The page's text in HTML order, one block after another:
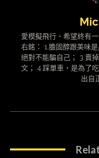
愛模擬飛行、希望終有
右銘： 1.膽固醇跟美味
絕對不能騙自己； 3.賣
文； 4.踩單車，是為了
出自